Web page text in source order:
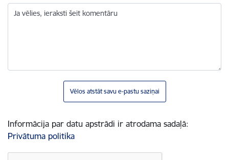
Ja vēlies, ieraksti šeit komentāru
Vēlos atstāt savu e-pastu saziņai
Informācija par datu apstrādi ir atrodama sadaļā:
Privātuma politika